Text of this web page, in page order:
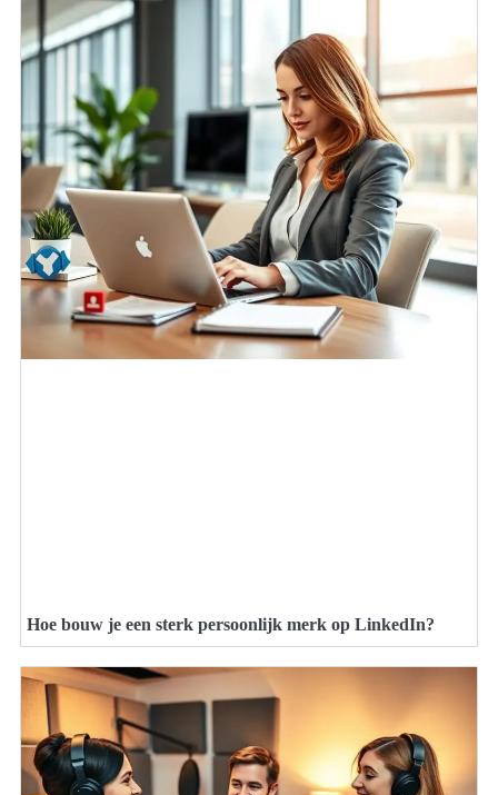
Hoe bouw je een sterk persoonlijk merk op LinkedIn?